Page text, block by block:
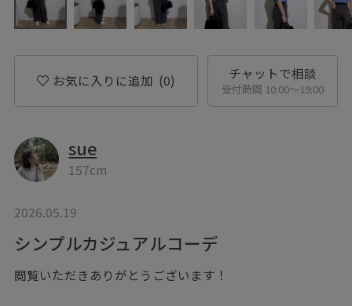
お気に入りに追加 (0) チャットで相談
受付時間 10:00〜19:00
sue
157cm
2026.05.19
シンプルカジュアルコーデ
閲覧いただきありがとうございます！